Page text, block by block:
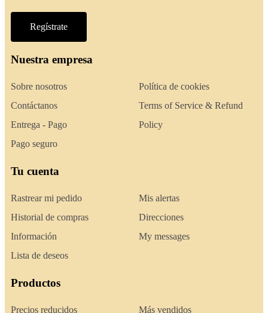
Regístrate
Nuestra empresa
Sobre nosotros
Contáctanos
Entrega - Pago
Pago seguro
Política de cookies
Terms of Service & Refund
Policy
Tu cuenta
Rastrear mi pedido
Historial de compras
Información
Lista de deseos
Mis alertas
Direcciones
My messages
Productos
Precios reducidos Más vendidos